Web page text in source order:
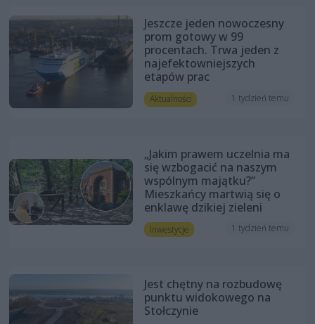
Jeszcze jeden nowoczesny
prom gotowy w 99
procentach. Trwa jeden z
najefektowniejszych
etapów prac
Aktualności 1 tydzień temu
„Jakim prawem uczelnia ma
się wzbogacić na naszym
wspólnym majątku?”
Mieszkańcy martwią się o
enklawę dzikiej zieleni
Inwestycje 1 tydzień temu
Jest chętny na rozbudowę
punktu widokowego na
Stołczynie